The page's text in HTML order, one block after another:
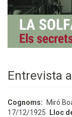
Entrevista
Cognoms Miró
17/12/1925 Lloc